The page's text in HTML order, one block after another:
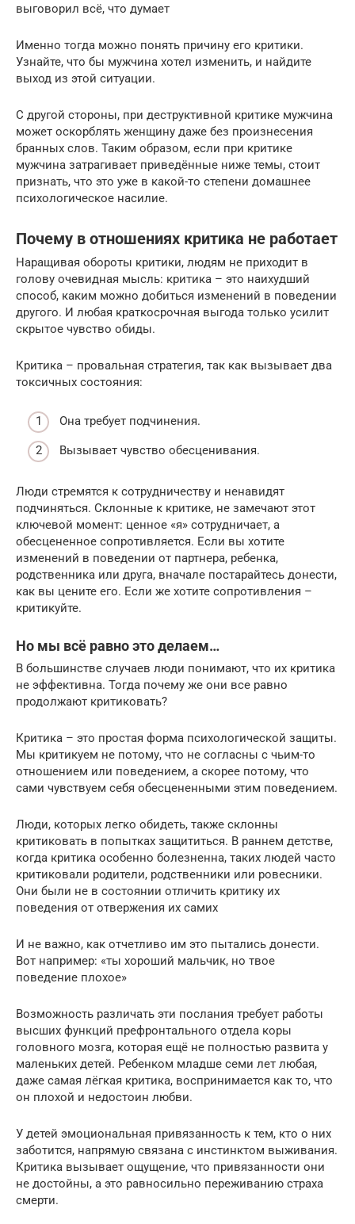
выговорил всё, что думает
Именно тогда можно понять причину его критики.
Узнайте, что бы мужчина хотел изменить, и найдите
выход из этой ситуации.
С другой стороны, при деструктивной критике мужчина
может оскорблять женщину даже без произнесения
бранных слов. Таким образом, если при критике
мужчина затрагивает приведённые ниже темы, стоит
признать, что это уже в какой-то степени домашнее
психологическое насилие.
Почему в отношениях критика не работает
Наращивая обороты критики, людям не приходит в
голову очевидная мысль: критика – это наихудший
способ, каким можно добиться изменений в поведении
другого. И любая краткосрочная выгода только усилит
скрытое чувство обиды.
Критика – провальная стратегия, так как вызывает два
токсичных состояния:
Она требует подчинения.
Вызывает чувство обесценивания.
Люди стремятся к сотрудничеству и ненавидят
подчиняться. Склонные к критике, не замечают этот
ключевой момент: ценное «я» сотрудничает, а
обесцененное сопротивляется. Если вы хотите
изменений в поведении от партнера, ребенка,
родственника или друга, вначале постарайтесь донести,
как вы цените его. Если же хотите сопротивления –
критикуйте.
Но мы всё равно это делаем…
В большинстве случаев люди понимают, что их критика
не эффективна. Тогда почему же они все равно
продолжают критиковать?
Критика – это простая форма психологической защиты.
Мы критикуем не потому, что не согласны с чьим-то
отношением или поведением, а скорее потому, что
сами чувствуем себя обесцененными этим поведением.
Люди, которых легко обидеть, также склонны
критиковать в попытках защититься. В раннем детстве,
когда критика особенно болезненна, таких людей часто
критиковали родители, родственники или ровесники.
Они были не в состоянии отличить критику их
поведения от отвержения их самих
И не важно, как отчетливо им это пытались донести.
Вот например: «ты хороший мальчик, но твое
поведение плохое»
Возможность различать эти послания требует работы
высших функций префронтального отдела коры
головного мозга, которая ещё не полностью развита у
маленьких детей. Ребенком младше семи лет любая,
даже самая лёгкая критика, воспринимается как то, что
он плохой и недостоин любви.
У детей эмоциональная привязанность к тем, кто о них
заботится, напрямую связана с инстинктом выживания.
Критика вызывает ощущение, что привязанности они
не достойны, а это равносильно переживанию страха
смерти.